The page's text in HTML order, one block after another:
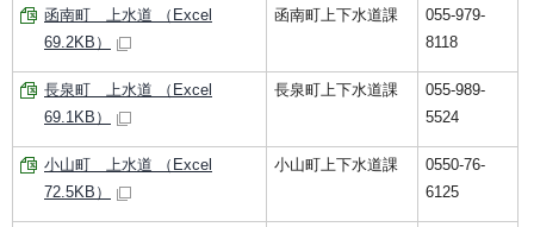
函南町 上水道 （Excel
69.2KB）
函南町上下水道課
055-979-
8118
長泉町 上水道 （Excel
69.1KB）
長泉町上下水道課
055-989-
5524
小山町 上水道 （Excel
72.5KB）
小山町上下水道課
0550-76-
6125